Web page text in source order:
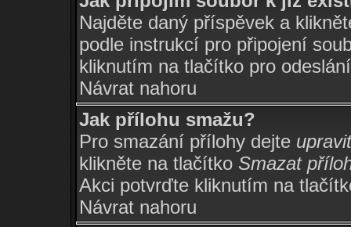
Najděte daný příspěvek a
podle instrukcí pro připojení
kliknutím na tlačítko pro
Návrat nahoru
Jak přílohu smažu?
Pro smazání přílohy dejte upravit
klikněte na tlačítko Smazat
Akci potvrďte kliknutím na
Návrat nahoru